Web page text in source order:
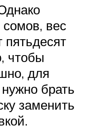
вес
чтобы
для
брать
заменить